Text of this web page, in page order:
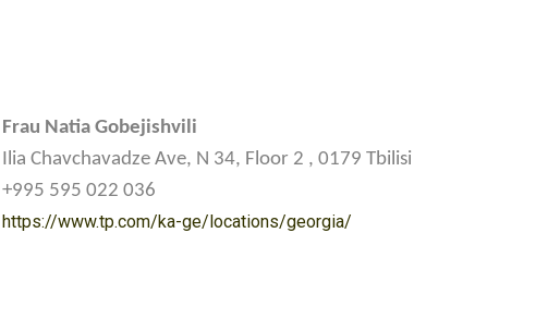
Frau Natia Gobejishvili
Ilia Chavchavadze Ave, N 34, Floor 2 , 0179 Tbilisi
+995 595 022 036
https://www.tp.com/ka-ge/locations/georgia/